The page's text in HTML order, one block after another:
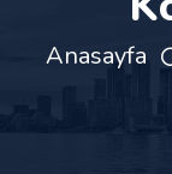
Anasayfa